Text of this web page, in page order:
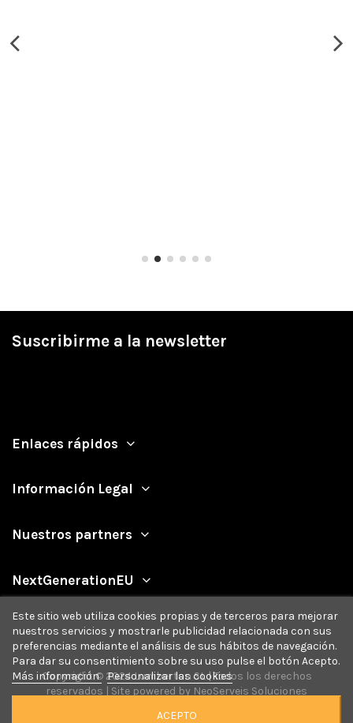
Suscribirme a la newsletter
Enlaces rápidos
Información Legal
Nuestros partners
NextGenerationEU
Este sitio web utiliza cookies propias y de terceros para mejorar
nuestros servicios y mostrarle publicidad relacionada con sus
preferencias mediante el análisis de sus hábitos de navegación.
Para dar su consentimiento sobre su uso pulse el botón Acepto.
Más información Personalizar las cookies
ACEPTO
Copyright © 2024 Lumberton SL | Todos los derechos
reservados | Site powered by NeoServeis Soluciones